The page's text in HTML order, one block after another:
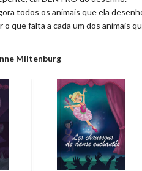
todos os animais que ela
o que falta a cada um dos animais
Miltenburg